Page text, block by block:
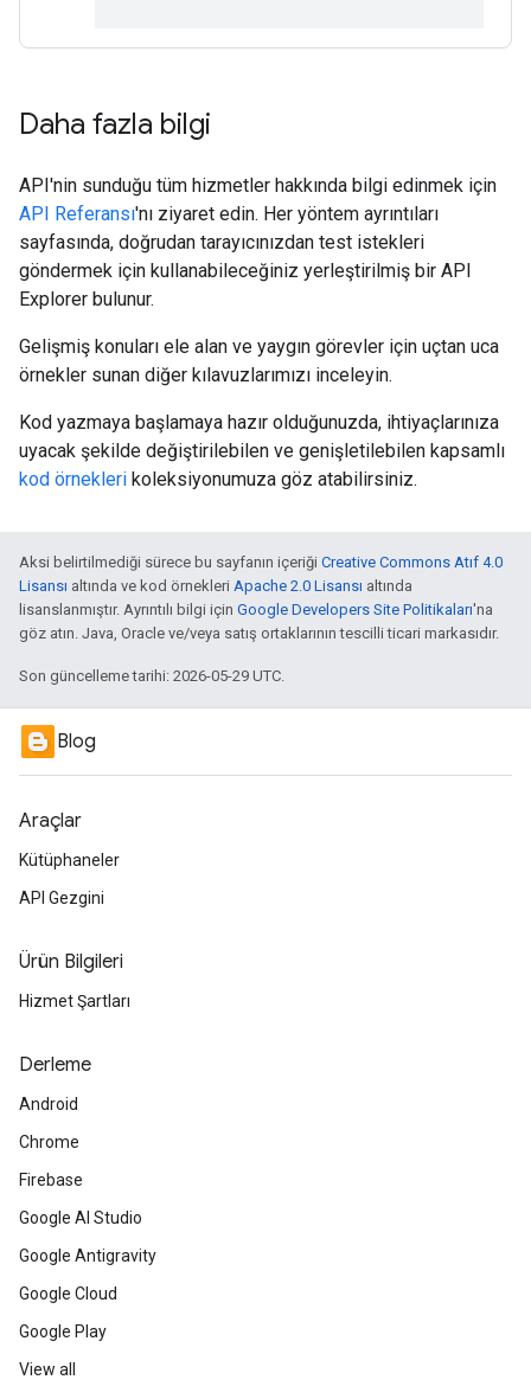
Daha fazla bilgi
API'nin sunduğu tüm hizmetler hakkında bilgi edinmek için
API Referansı'nı ziyaret edin. Her yöntem ayrıntıları
sayfasında, doğrudan tarayıcınızdan test istekleri
göndermek için kullanabileceğiniz yerleştirilmiş bir API
Explorer bulunur.
Gelişmiş konuları ele alan ve yaygın görevler için uçtan uca
örnekler sunan diğer kılavuzlarımızı inceleyin.
Kod yazmaya başlamaya hazır olduğunuzda, ihtiyaçlarınıza
uyacak şekilde değiştirilebilen ve genişletilebilen kapsamlı
kod örnekleri koleksiyonumuza göz atabilirsiniz.
Aksi belirtilmediği sürece bu sayfanın içeriği Creative Commons Atıf 4.0
Lisansı altında ve kod örnekleri Apache 2.0 Lisansı altında
lisanslanmıştır. Ayrıntılı bilgi için Google Developers Site Politikaları'na
göz atın. Java, Oracle ve/veya satış ortaklarının tescilli ticari markasıdır.
Son güncelleme tarihi: 2026-05-29 UTC.
Blog
Araçlar
Kütüphaneler
API Gezgini
Ürün Bilgileri
Hizmet Şartları
Derleme
Android
Chrome
Firebase
Google AI Studio
Google Antigravity
Google Cloud
Google Play
View all